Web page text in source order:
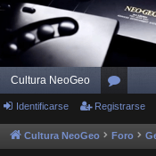
Cultura NeoGeo
or
os
Identificarse Registrarse
Cultura NeoGeo Foro